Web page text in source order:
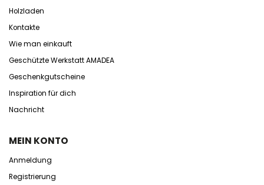
Holzladen
Kontakte
Wie man einkauft
Geschützte Werkstatt AMADEA
Geschenkgutscheine
Inspiration für dich
Nachricht
MEIN KONTO
Anmeldung
Registrierung